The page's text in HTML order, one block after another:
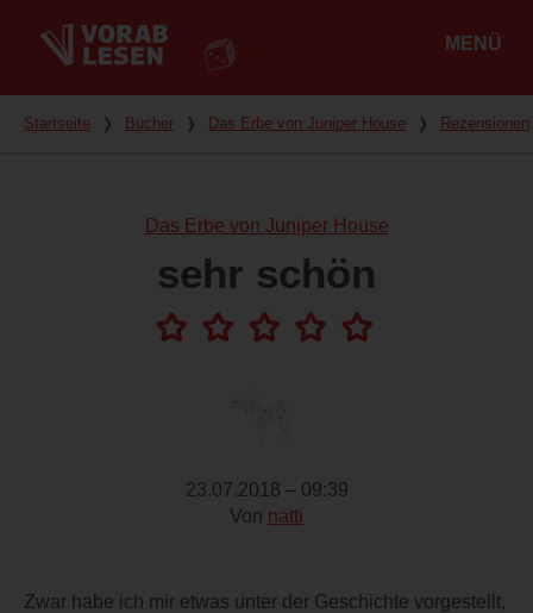
MENÜ
Du bist hier
Startseite ❭ Bücher ❭ Das Erbe von Juniper House ❭ Rezensionen
Das Erbe von Juniper House
sehr schön
23.07.2018 – 09:39
Von natti
Zwar habe ich mir etwas unter der Geschichte vorgestellt,